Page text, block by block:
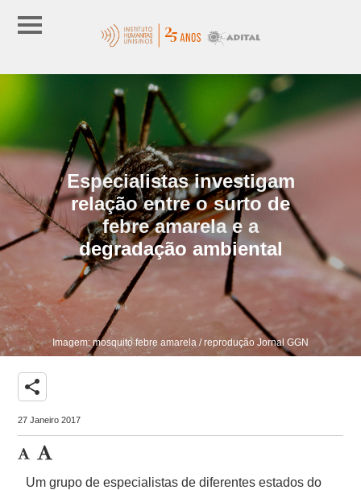
Especialistas investigam
relação entre o surto de
febre amarela e a
degradação ambiental
Imagem: mosquito febre amarela / reprodução Jornal GGN
share
27 Janeiro 2017
Um grupo de especialistas de diferentes estados do